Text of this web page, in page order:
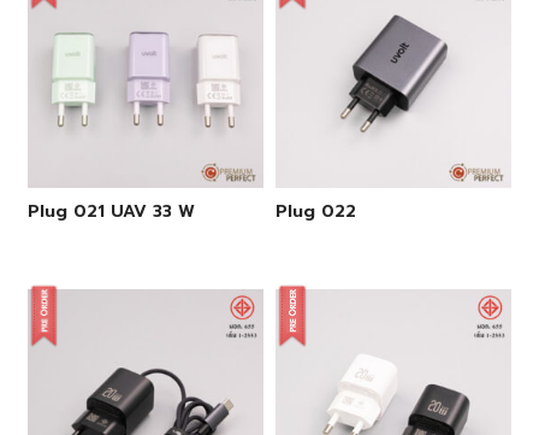
Plug 021 UAV 33 W Plug 022